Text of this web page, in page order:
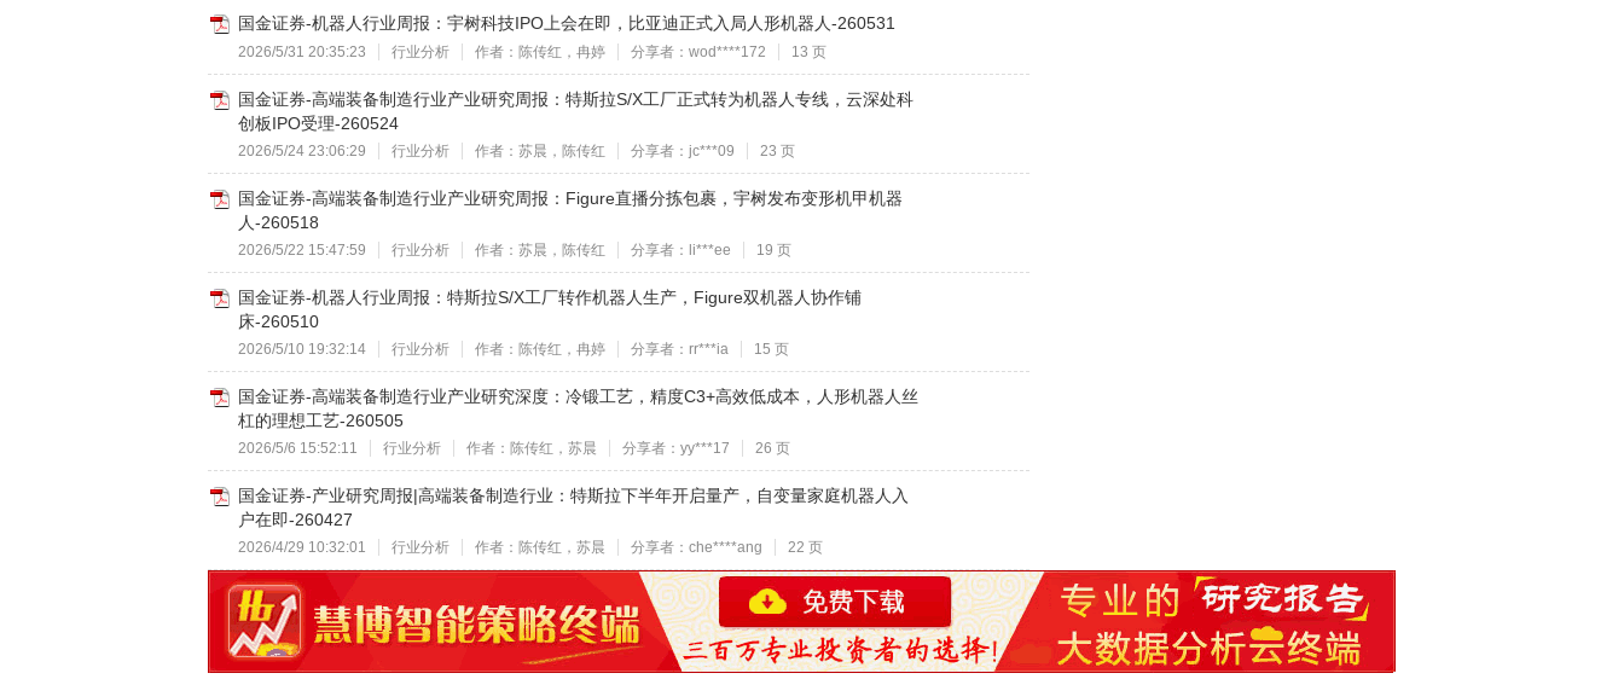
国金证券-机器人行业周报：宇树科技IPO上会在即，比亚迪正式入局人形机器人-260531
2026/5/31 20:35:23 行业分析 作者：陈传红，冉婷 分享者：wod****172 13 页
国金证券-高端装备制造行业产业研究周报：特斯拉S/X工厂正式转为机器人专线，云深处科
创板IPO受理-260524
2026/5/24 23:06:29 行业分析 作者：苏晨，陈传红 分享者：jc***09 23 页
国金证券-高端装备制造行业产业研究周报：Figure直播分拣包裹，宇树发布变形机甲机器
人-260518
2026/5/22 15:47:59 行业分析 作者：苏晨，陈传红 分享者：li***ee 19 页
国金证券-机器人行业周报：特斯拉S/X工厂转作机器人生产，Figure双机器人协作铺
床-260510
2026/5/10 19:32:14 行业分析 作者：陈传红，冉婷 分享者：rr***ia 15 页
国金证券-高端装备制造行业产业研究深度：冷锻工艺，精度C3+高效低成本，人形机器人丝
杠的理想工艺-260505
2026/5/6 15:52:11 行业分析 作者：陈传红，苏晨 分享者：yy***17 26 页
国金证券-产业研究周报|高端装备制造行业：特斯拉下半年开启量产，自变量家庭机器人入
户在即-260427
2026/4/29 10:32:01 行业分析 作者：陈传红，苏晨 分享者：che****ang 22 页